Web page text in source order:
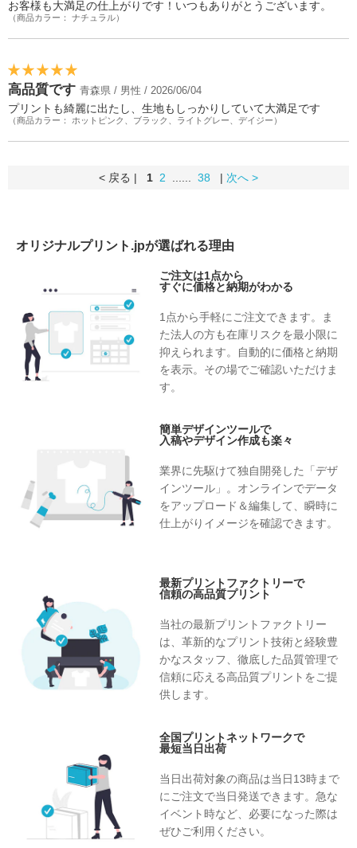
お客様も大満足の仕上がりです！いつもありがとうございます。
（商品カラー： ナチュラル）
高品質です 青森県 / 男性 / 2026/06/04
プリントも綺麗に出たし、生地もしっかりしていて大満足です
（商品カラー： ホットピンク、ブラック、ライトグレー、デイジー）
< 戻る | 1 2 38 | 次へ >
オリジナルプリント.jpが選ばれる理由
ご注文は1点から
すぐに価格と納期がわかる
1点から手軽にご注文できます。ま
た法人の方も在庫リスクを最小限に
抑えられます。自動的に価格と納期
を表示。その場でご確認いただけま
す。
簡単デザインツールで
入稿やデザイン作成も楽々
業界に先駆けて独自開発した「デザ
インツール」。オンラインでデータ
をアップロード＆編集して、瞬時に
仕上がりイメージを確認できます。
最新プリントファクトリーで
信頼の高品質プリント
当社の最新プリントファクトリー
は、革新的なプリント技術と経験豊
かなスタッフ、徹底した品質管理で
信頼に応える高品質プリントをご提
供します。
全国プリントネットワークで
最短当日出荷
当日出荷対象の商品は当日13時まで
にご注文で当日発送できます。急な
イベント時など、必要になった際は
ぜひご利用ください。